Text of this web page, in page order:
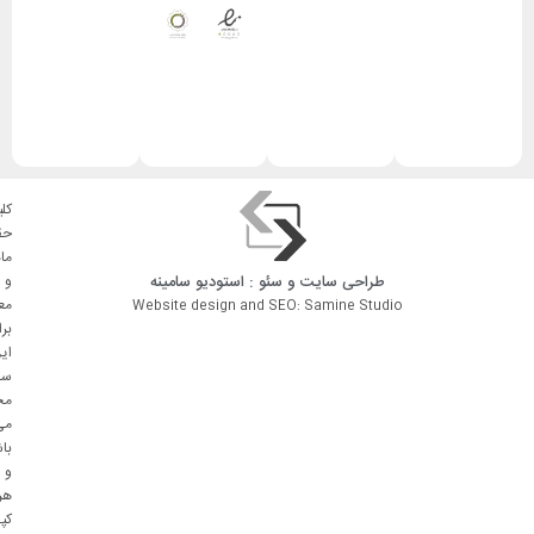
طراحی سایت و سئو : استودیو سامینه
Website design and SEO: Samine Studio
و
و